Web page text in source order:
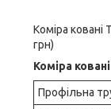
Коміра
грн)
Коміра
Профільна